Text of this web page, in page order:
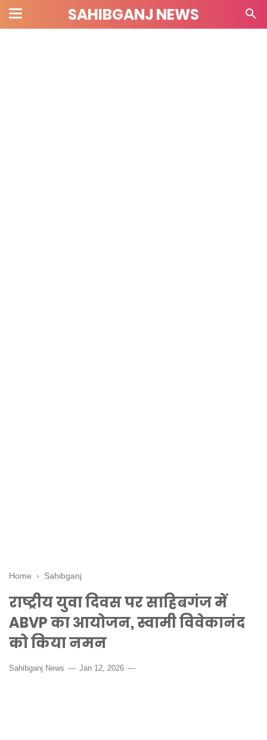
SAHIBGANJ NEWS
Home › Sahibganj
राष्ट्रीय युवा दिवस पर साहिबगंज में
ABVP का आयोजन, स्वामी विवेकानंद
को किया नमन
Sahibganj News Jan 12, 2026